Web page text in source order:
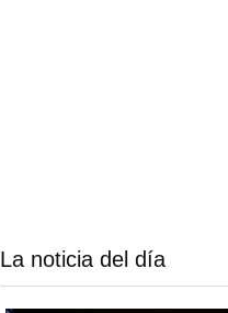
La noticia del día